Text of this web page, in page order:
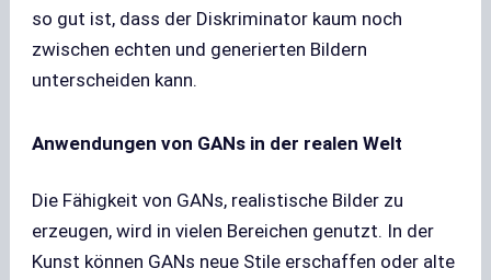
so gut ist, dass der Diskriminator kaum noch
zwischen echten und generierten Bildern
unterscheiden kann.
Anwendungen von GANs in der realen Welt
Die Fähigkeit von GANs, realistische Bilder zu
erzeugen, wird in vielen Bereichen genutzt. In der
Kunst können GANs neue Stile erschaffen oder alte